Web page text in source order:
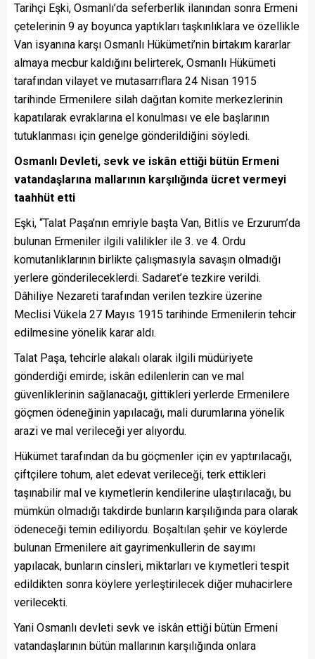
Tarihçi Eşki, Osmanlı’da seferberlik ilanından sonra Ermeni
çetelerinin 9 ay boyunca yaptıkları taşkınlıklara ve özellikle
Van isyanına karşı Osmanlı Hükümeti’nin birtakım kararlar
almaya mecbur kaldığını belirterek, Osmanlı Hükümeti
tarafından vilayet ve mutasarrıflara 24 Nisan 1915
tarihinde Ermenilere silah dağıtan komite merkezlerinin
kapatılarak evraklarına el konulması ve ele başlarının
tutuklanması için genelge gönderildiğini söyledi.
Osmanlı Devleti, sevk ve iskân ettiği bütün Ermeni
vatandaşlarına mallarının karşılığında ücret vermeyi
taahhüt etti
Eşki, “Talat Paşa’nın emriyle başta Van, Bitlis ve Erzurum’da
bulunan Ermeniler ilgili valilikler ile 3. ve 4. Ordu
komutanlıklarının birlikte çalışmasıyla savaşın olmadığı
yerlere gönderileceklerdi. Sadaret’e tezkire verildi.
Dâhiliye Nezareti tarafından verilen tezkire üzerine
Meclisi Vükela 27 Mayıs 1915 tarihinde Ermenilerin tehcir
edilmesine yönelik karar aldı.
Talat Paşa, tehcirle alakalı olarak ilgili müdüriyete
gönderdiği emirde; iskân edilenlerin can ve mal
güvenliklerinin sağlanacağı, gittikleri yerlerde Ermenilere
göçmen ödeneğinin yapılacağı, mali durumlarına yönelik
arazi ve mal verileceği yer alıyordu.
Hükümet tarafından da bu göçmenler için ev yaptırılacağı,
çiftçilere tohum, alet edevat verileceği, terk ettikleri
taşınabilir mal ve kıymetlerin kendilerine ulaştırılacağı, bu
mümkün olmadığı takdirde bunların karşılığında para olarak
ödeneceği temin ediliyordu. Boşaltılan şehir ve köylerde
bulunan Ermenilere ait gayrimenkullerin de sayımı
yapılacak, bunların cinsleri, miktarları ve kıymetleri tespit
edildikten sonra köylere yerleştirilecek diğer muhacirlere
verilecekti.
Yani Osmanlı devleti sevk ve iskân ettiği bütün Ermeni
vatandaşlarının bütün mallarının karşılığında onlara